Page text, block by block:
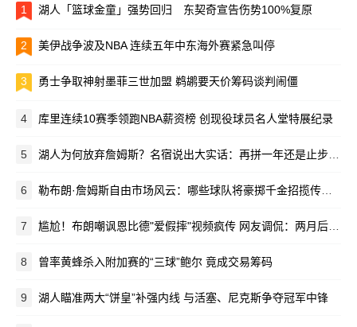
1 湖人「篮球金童」强势回归 东契奇宣告伤势100%复原
2 美伊战争波及NBA 连续五年中东海外赛紧急叫停
3 勇士争取神射墨菲三世加盟 鹈鹕要天价筹码谈判闹僵
4 库里连续10赛季领跑NBA薪资榜 创现役球员名人堂特展纪录
5 湖人为何放弃詹姆斯？名宿说出大实话：再拼一年还是止步次轮
6 勒布朗·詹姆斯自由市场风云：哪些球队将豪掷千金招揽传奇巨星？
7 尴尬！布朗嘲讽恩比德"爱假摔"视频疯传 网友调侃：两月后竟成队友
8 曾率黄蜂杀入附加赛的“三球”鲍尔 竟成交易筹码
9 湖人瞄准两大“饼皇”补强内线 与活塞、尼克斯争夺冠军中锋